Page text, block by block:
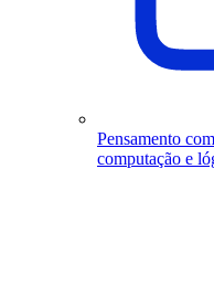
Pensamento
computação e